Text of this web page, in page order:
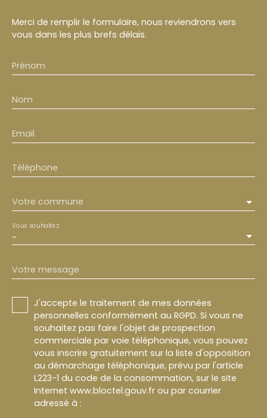
Merci de remplir le formulaire, nous reviendrons vers
vous dans les plus brefs délais.
Prénom
Nom
Email
Téléphone
Votre commune
-
Vous souhaitez
Votre message
J'accepte le traitement de mes données
personnelles conformément au RGPD. Si vous ne
souhaitez pas faire l'objet de prospection
commerciale par voie téléphonique, vous pouvez
vous inscrire gratuitement sur la liste d'opposition
au démarchage téléphonique, prévu par l'article
L223-1 du code de la consommation, sur le site
Internet www.bloctel.gouv.fr ou par courrier
adressé à :